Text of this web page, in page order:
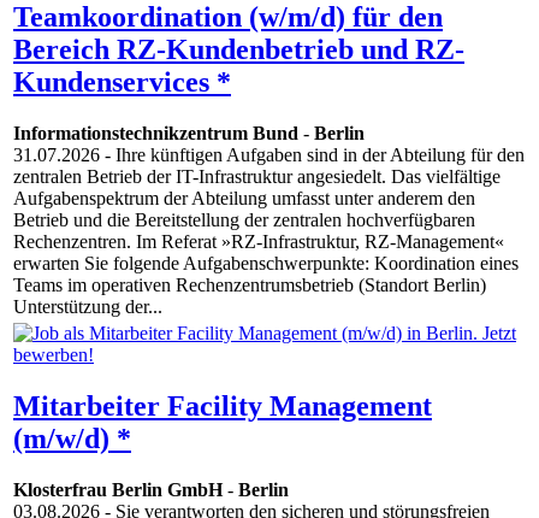
Teamkoordination (w/m/d) für den
Bereich RZ-Kundenbetrieb und RZ-
Kundenservices *
Informationstechnikzentrum Bund - Berlin
31.07.2026 - Ihre künftigen Aufgaben sind in der Abteilung für den
zentralen Betrieb der IT-Infrastruktur angesiedelt. Das vielfältige
Aufgabenspektrum der Abteilung umfasst unter anderem den
Betrieb und die Bereitstellung der zentralen hochverfügbaren
Rechenzentren. Im Referat »RZ-Infrastruktur, RZ-Management«
erwarten Sie folgende Aufgabenschwerpunkte: Koordination eines
Teams im operativen Rechenzentrumsbetrieb (Standort Berlin)
Unterstützung der...
Mitarbeiter Facility Management
(m/w/d) *
Klosterfrau Berlin GmbH- Berlin
03.08.2026 - Sie verantworten den sicheren und störungsfreien